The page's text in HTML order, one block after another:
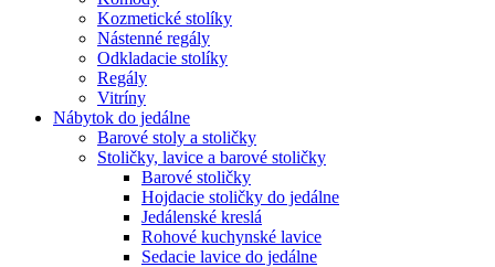
Kozmetické stolíky
Nástenné regály
Odkladacie stolíky
Regály
Vitríny
Nábytok do jedálne
Barové stoly a stoličky
Stoličky, lavice a barové stoličky
Barové stoličky
Hojdacie stoličky do jedálne
Jedálenské kreslá
Rohové kuchynské lavice
Sedacie lavice do jedálne